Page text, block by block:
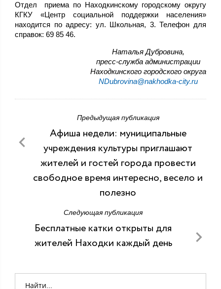
Отдел приема по Находкинскому городскому округу
КГКУ «Центр социальной поддержки населения»
находится по адресу: ул. Школьная, 3. Телефон для
справок: 69 85 46.
,Наталья Дубровина
пресс-служба администрации
Находкинского городского округа
NDubrovina@nakhodka-city.ru
Предыдущая публикация
Афиша недели: муниципальные
учреждения культуры приглашают
жителей и гостей города провести
свободное время интересно, весело и
полезно
Следующая публикация
Бесплатные катки открыты для
жителей Находки каждый день